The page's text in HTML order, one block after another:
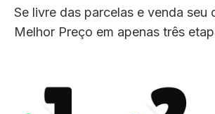
Se livre das parcelas e venda seu
Melhor Preço em apenas três